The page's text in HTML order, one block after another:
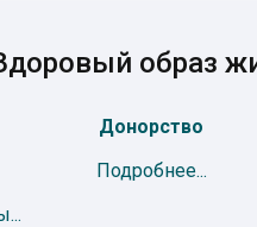
образ
Донорство
Подробнее...